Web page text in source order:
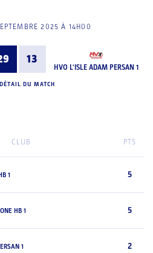
2025 À 14H00
13
HVO L'ISLE ADAM PERSAN 1
DU MATCH
CLUB PTS
1 5
HB 1 5
1 2